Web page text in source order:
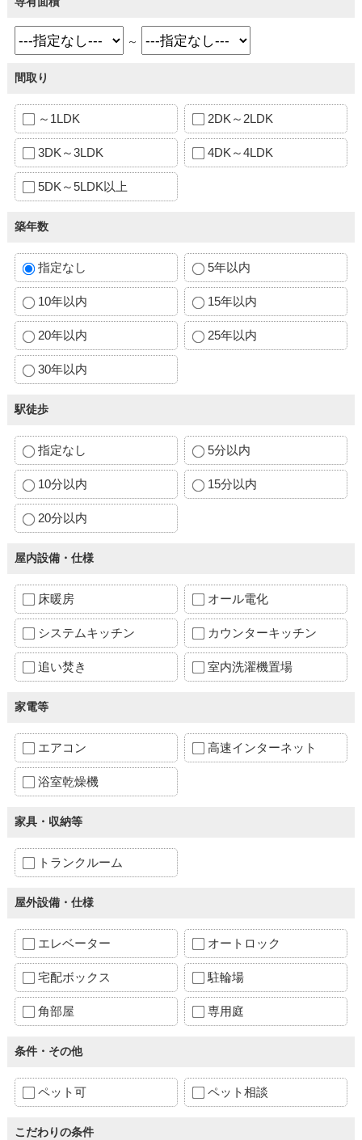
～
間取り
～1LDK 2DK～2LDK
3DK～3LDK 4DK～4LDK
5DK～5LDK以上
築年数
指定なし 5年以内
10年以内 15年以内
20年以内 25年以内
30年以内
駅徒歩
指定なし 5分以内
10分以内 15分以内
20分以内
屋内設備・仕様
床暖房 オール電化
システムキッチン カウンターキッチン
追い焚き 室内洗濯機置場
家電等
エアコン 高速インターネット
浴室乾燥機
家具・収納等
トランクルーム
屋外設備・仕様
エレベーター オートロック
宅配ボックス 駐輪場
角部屋 専用庭
条件・その他
ペット可 ペット相談
こだわりの条件